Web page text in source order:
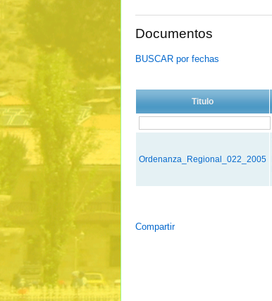
Documentos
BUSCAR por fechas
Titulo
Ordenanza_Regional_022_2005
Compartir